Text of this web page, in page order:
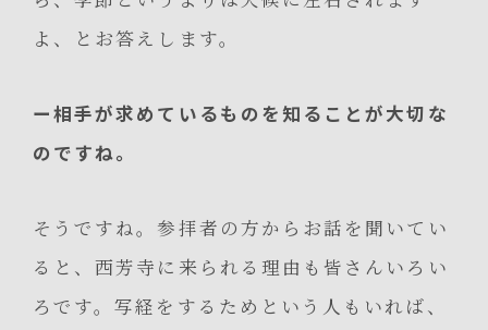
よ、とお答えします。
ー相手が求めているものを知ることが大切な
のですね。
そうですね。参拝者の方からお話を聞いてい
ると、西芳寺に来られる理由も皆さんいろい
ろです。写経をするためという人もいれば、